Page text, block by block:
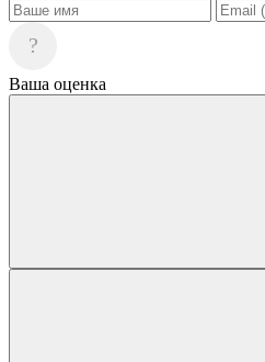
?
Ваша оценка